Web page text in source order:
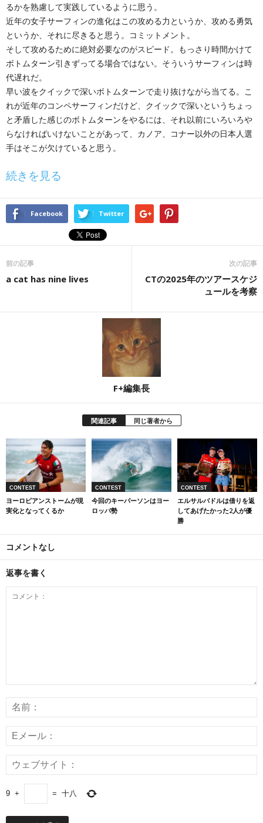
るかを熟慮して実践しているように思う。
近年の女子サーフィンの進化はこの攻める力というか、攻める勇気
というか、それに尽きると思う。コミットメント。
そして攻めるために絶対必要なのがスピード。もっさり時間かけて
ボトムターン引きずってる場合ではない。そういうサーフィンは時
代遅れだ。
早い波をクイックで深いボトムターンで走り抜けながら当てる。こ
れが近年のコンペサーフィンだけど、クイックで深いというちょっ
と矛盾した感じのボトムターンをやるには、それ以前にいろいろや
らなければいけないことがあって、カノア、コナー以外の日本人選
手はそこが欠けていると思う。
続きを見る
Facebook Twitter
前の記事
a cat has nine lives
次の記事
CTの2025年のツアースケジ
ュールを考察
F+編集長
関連記事 同じ著者から
CONTEST
ヨーロピアンストームが現
実化となってくるか
CONTEST
今回のキーパーソンはヨー
ロッパ勢
CONTEST
エルサルバドルは借りを返
してあげたかった2人が優
勝
コメントなし
返事を書く
9 + = 十八